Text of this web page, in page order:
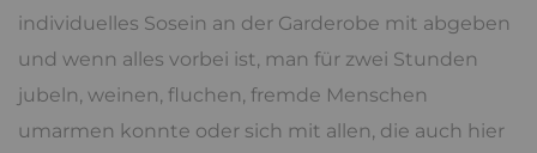
individuelles Sosein an der Garderobe mit abgeben
und wenn alles vorbei ist, man für zwei Stunden
jubeln, weinen, fluchen, fremde Menschen
umarmen konnte oder sich mit allen, die auch hier